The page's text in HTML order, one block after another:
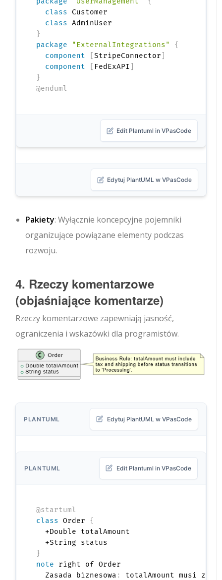
class Customer
class
}
package
"ExternalIntegrations"
{
component
[StripeConnector
component
FedExAPI
}
@enduml
Edit Plantuml in VPasCode
Edytuj PlantUML w VPasCode
Pakiety: Wyłącznie koncepcyjne pojemniki
organizujące powiązane elementy podczas
rozwoju.
4. Rzeczy komentarzowe
(objaśniające komentarze)
Rzeczy komentarzowe zapewniają jasność,
ograniczenia i wskazówki dla programistów.
PLANTUML Edytuj PlantUML w VPasCode
PLANTUML Edit Plantuml in VPasCode
@startuml
class Order {
  +Double totalAmount
}
note right of Order
  Zasada biznesowa
:
totalAmount musi